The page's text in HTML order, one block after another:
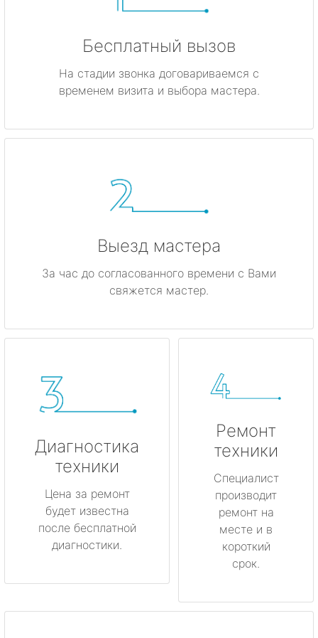
Бесплатный вызов
На стадии звонка договариваемся с
временем визита и выбора мастера.
Выезд мастера
За час до согласованного времени с Вами
свяжется мастер.
Диагностика
техники
Цена за ремонт
будет известна
после бесплатной
диагностики.
Ремонт
техники
Специалист
производит
ремонт на
месте и в
короткий
срок.